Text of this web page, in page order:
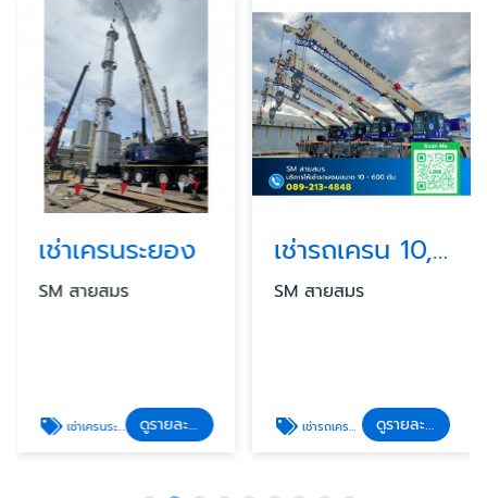
เช่าเครนระยอง
SM สายสมร
เช่าเครนระยอง ดูรายละเอียด
เช่ารถเครน 10,25,35,50 ตัน
SM สายสมร
เช่ารถเครน 30 ตัน ดูรายละเอียด